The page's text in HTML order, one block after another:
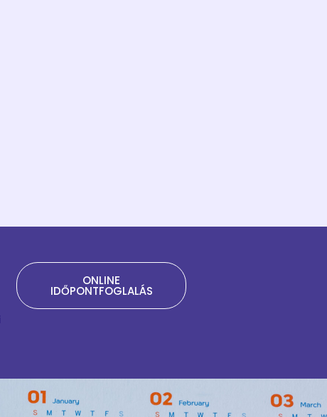
ONLINE
IDŐPONTFOGLALÁS